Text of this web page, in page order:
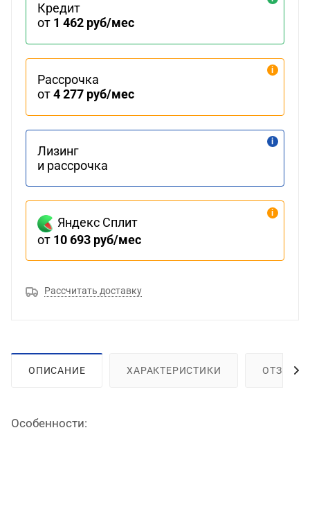
Кредит
от 1 462 руб/мес
Рассрочка
от4 277 руб/мес
Лизинг
и рассрочка
Яндекс Сплит
от 10 693 руб/мес
Рассчитать доставку
ОПИСАНИЕ ХАРАКТЕРИСТИКИ ОТЗЫВЫ
Особенности: